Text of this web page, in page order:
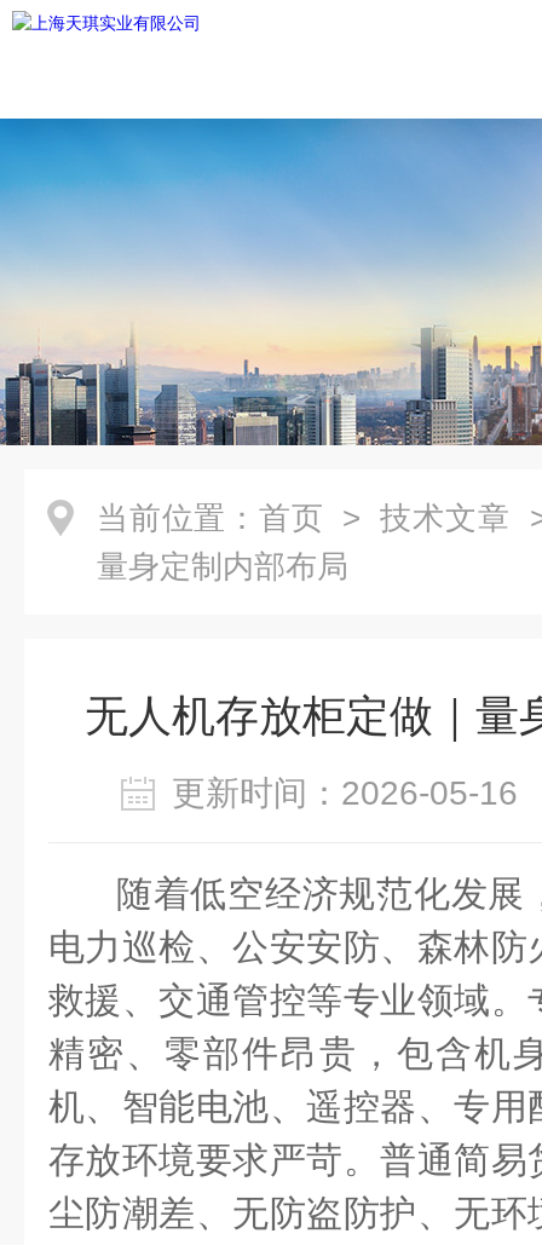
当前位置： 首页 > 技术文章
量身定制内部布局
无人机存放柜定做｜量
更新时间：2026-05-
随着低空经济规范化发展
电力巡检、公安安防、森林
救援、交通管控等专业领域
精密、零部件昂贵，包含机
机、智能电池、遥控器、专
存放环境要求严苛。普通简
尘防潮差、无防盗防护、无